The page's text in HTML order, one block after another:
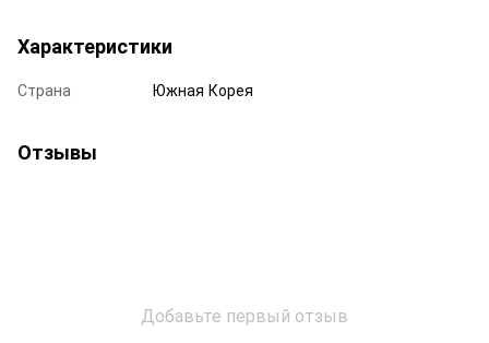
Характеристики
Страна Южная Корея
Отзывы
Добавьте первый отзыв